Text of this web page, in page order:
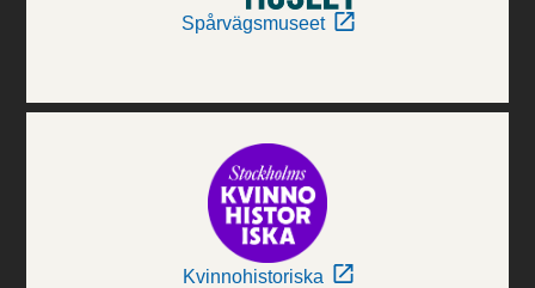
Spårvägsmuseet
Kvinnohistoriska